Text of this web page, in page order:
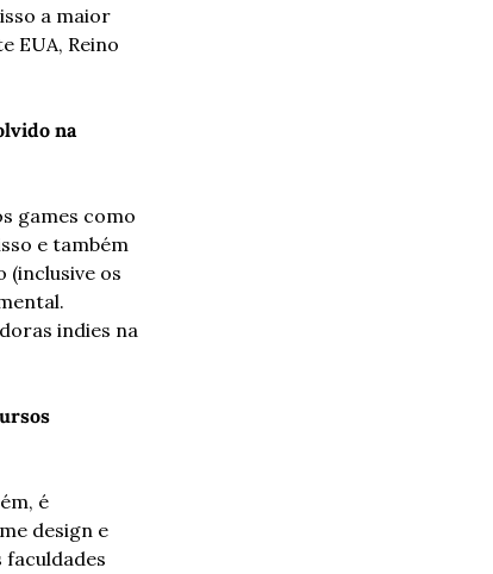
a maior
EUA, Reino
na
games como
e também
(inclusive os
indies na
é
design e